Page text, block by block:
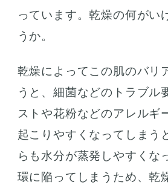
っています。乾燥の何がい
うか。
乾燥によってこの肌のバリ
うと、細菌などのトラブル
ストや花粉などのアレルギ
起こりやすくなってしまう
らも水分が蒸発しやすくな
環に陥ってしまうため、乾